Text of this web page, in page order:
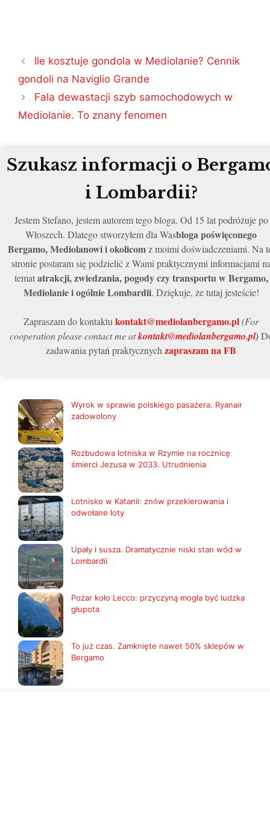
Nawigacja
wpisu
Ile kosztuje gondola w Mediolanie? Cennik
gondoli na Naviglio Grande
Fala dewastacji szyb samochodowych w
Mediolanie. To znany fenomen
Szukasz informacji o
i Lombardii?
Jestem Stefano, jestem autorem tego bloga. Od 15 lat podróżuje po
Włoszech. Dlatego stworzyłem dla Wasbloga poświęconego
Bergamo, Mediolanowi i okolicomz moimi doświadczeniami. Na
stronie postaram się podzielić z Wami praktycznymi informacjami
tematatrakcji, zwiedzania, pogody czy transportu w Bergamo,
Mediolanie i ogólnie Lombardii. Dziękuje, że tutaj jesteście!
Zapraszam do kontaktukontakt@mediolanbergamo.pl(For
cooperation please contact me atkontakt@mediolanbergamo.pl)
zadawania pytań praktycznychzapraszam na FB
Wyrok w sprawie polskiego pasażera. Ryanair
zadowolony
Rozbudowa lotniska w Rzymie na rocznicę
śmierci Jezusa w 2033. Utrudnienia
Lotnisko w Katanii: znów przekierowania i
odwołane loty
Upały i susza. Dramatycznie niski stan wód w
Lombardii
Pożar koło Lecco: przyczyną mogła być ludzka
głupota
To już czas. Zamknięte nawet 50% sklepów w
Bergamo